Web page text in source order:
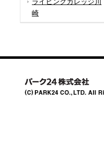
ライビングカレッジ川
崎